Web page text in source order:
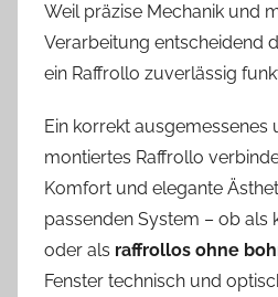
Weil präzise Mechanik und
Verarbeitung entscheidend
ein Raffrollo zuverlässig
Ein korrekt ausgemessenes
montiertes Raffrollo
Komfort und elegante
passenden System – ob als
oder als raffrollos ohne
Fenster technisch und